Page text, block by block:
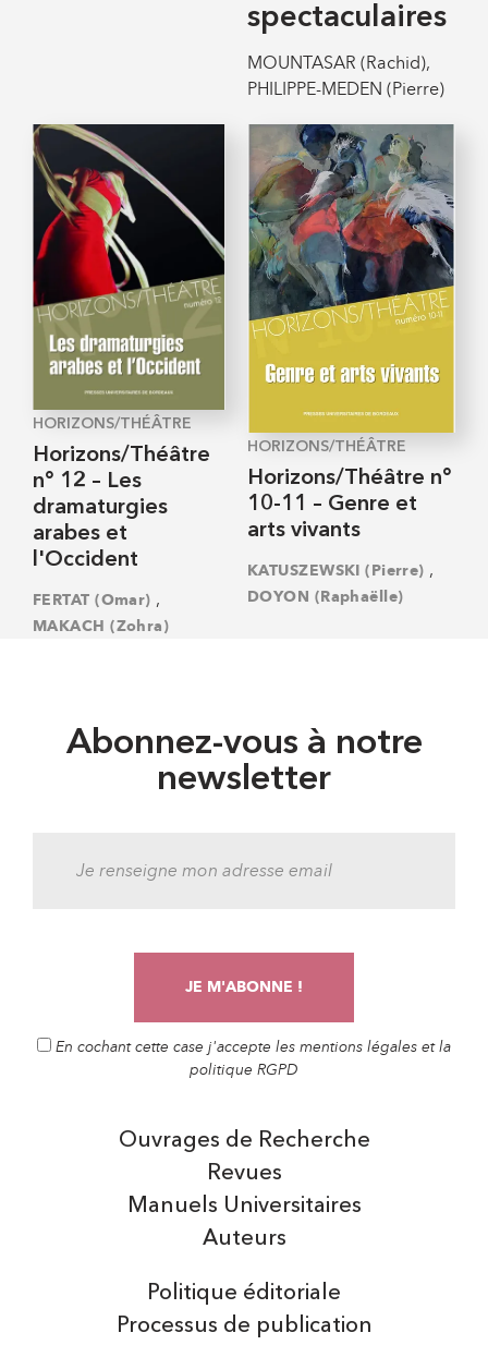
spectaculaires
MOUNTASAR (Rachid),
PHILIPPE-MEDEN (Pierre)
HORIZONS/THÉÂTRE
Horizons/Théâtre
n° 12 – Les
dramaturgies
arabes et
l'Occident
FERTAT (Omar) ,
MAKACH (Zohra)
HORIZONS/THÉÂTRE
Horizons/Théâtre n°
10-11 – Genre et
arts vivants
KATUSZEWSKI (Pierre) ,
DOYON (Raphaëlle)
Abonnez-vous à notre
newsletter
En cochant cette case j'accepte les mentions légales et la
politique RGPD
Auteurs
Manuels Universitaires
Ouvrages de Recherche
Revues
Politique éditoriale
Processus de publication